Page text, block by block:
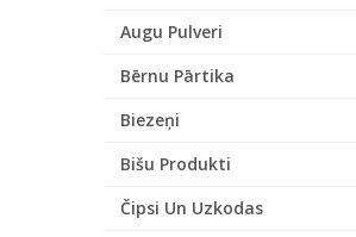
Augu Pulveri
Bērnu Pārtika
Biezeņi
Bišu Produkti
Čipsi Un Uzkodas